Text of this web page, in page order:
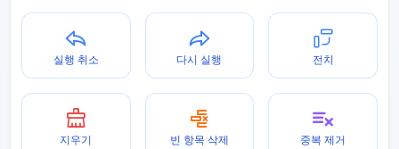
실행 취소 다시 실행 전치
지우기 빈 항목 삭제 중복 제거